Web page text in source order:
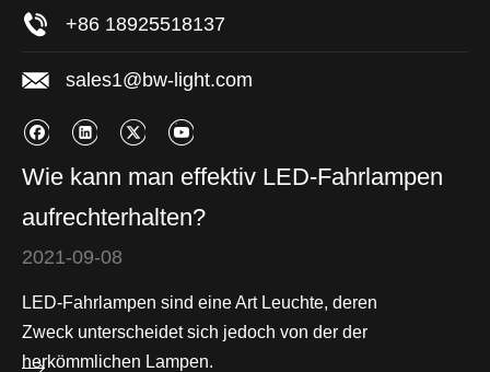
+86 18925518137
sales1@bw-light.com
Wie kann man effektiv LED-Fahrlampen
aufrechterhalten?
2021-09-08
LED-Fahrlampen sind eine Art Leuchte, deren
Zweck unterscheidet sich jedoch von der der
herkömmlichen Lampen.